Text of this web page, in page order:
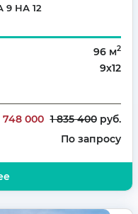
НА 12
96 м2
9х12
4
748 000 1 835 400руб.
По запросу